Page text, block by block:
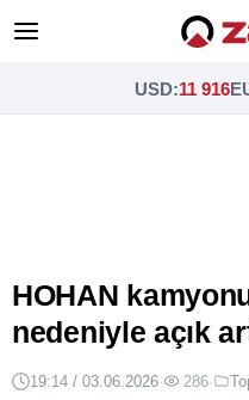
USD:11 916
HOHAN
nedeniyle açık
19:14 / 03.06.2026· 286·